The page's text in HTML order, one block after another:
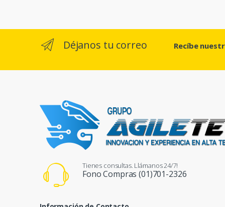
Déjanos tu correo Recíbe
Tienes consultas. Llámanos 24/7!
Fono Compras (01)701-2326